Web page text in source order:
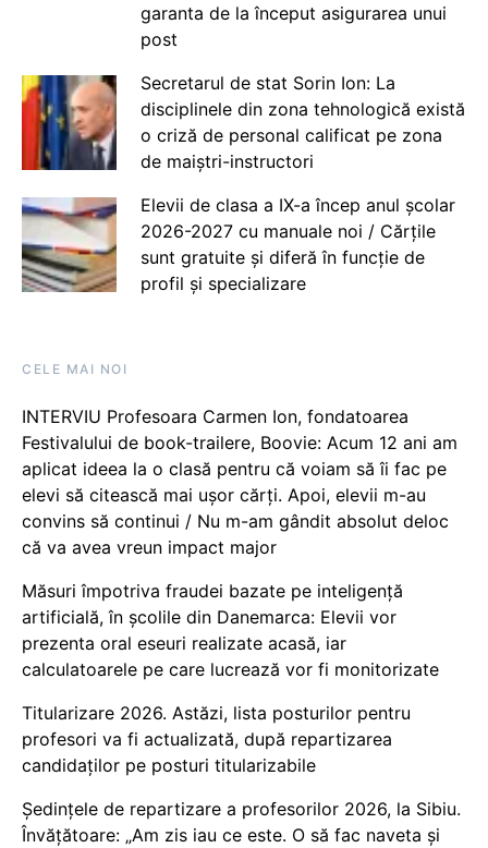
garanta de la început asigurarea unui
post
Secretarul de stat Sorin Ion: La
disciplinele din zona tehnologică există
o criză de personal calificat pe zona
de maiștri-instructori
Elevii de clasa a IX-a încep anul școlar
2026-2027 cu manuale noi / Cărțile
sunt gratuite și diferă în funcție de
profil și specializare
CELE MAI NOI
INTERVIU Profesoara Carmen Ion, fondatoarea
Festivalului de book-trailere, Boovie: Acum 12 ani am
aplicat ideea la o clasă pentru că voiam să îi fac pe
elevi să citească mai ușor cărți. Apoi, elevii m-au
convins să continui / Nu m-am gândit absolut deloc
că va avea vreun impact major
Măsuri împotriva fraudei bazate pe inteligență
artificială, în școlile din Danemarca: Elevii vor
prezenta oral eseuri realizate acasă, iar
calculatoarele pe care lucrează vor fi monitorizate
Titularizare 2026. Astăzi, lista posturilor pentru
profesori va fi actualizată, după repartizarea
candidaților pe posturi titularizabile
Ședințele de repartizare a profesorilor 2026, la Sibiu.
Învățătoare: „Am zis iau ce este. O să fac naveta și